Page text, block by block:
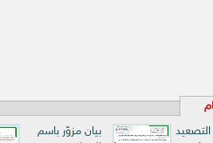
بيان مزوّر باسم